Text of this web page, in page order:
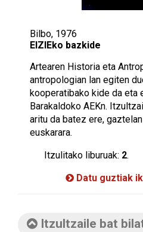
Bilbo, 1976
EIZIEko bazkide
Artearen Historia eta
antropologian lan egiten
kooperatibako kide da eta
Barakaldoko AEKn.
aritu da batez ere,
euskarara.
Itzulitako liburuak: 2.
Datu guztiak
Itzultzaile bat